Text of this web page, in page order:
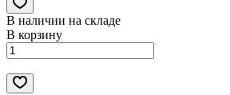
В наличии на складе
В корзину